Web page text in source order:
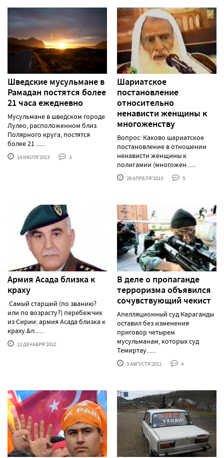
Шведские мусульмане в
Рамадан постятся более
21 часа ежедневно
Мусульмане в шведском городе
Лулео, расположенном близ
Полярного круга, постятся
более 21 ......
14 ИЮЛЯ'2013 3
Шариатское
постановление
относительно
ненависти женщины к
многоженству
Вопрос: Каково шариатское
постановление в отношении
ненависти женщины к
полигамии (многожен......
26 АПРЕЛЯ'2013 5
Армия Асада близка к
краху
Самый старший (по званию?
или по возрасту?) перебежчик
из Сирии: армия Асада близка к
краху.&n......
12 ДЕКАБРЯ'2012
В деле о пропаганде
терроризма объявился
сочувствующий чекист
Апелляционный суд Караганды
оставил без изменения
приговор четырем
мусульманам, которых суд
Темиртау......
3 АВГУСТА'2011 4